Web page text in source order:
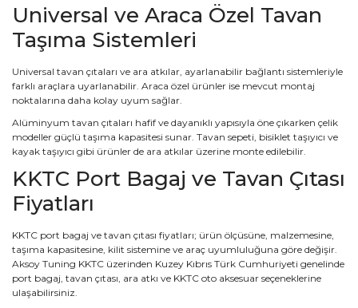
Universal ve Araca Özel Tavan
Taşıma Sistemleri
Universal tavan çıtaları ve ara atkılar, ayarlanabilir bağlantı sistemleriyle
farklı araçlara uyarlanabilir. Araca özel ürünler ise mevcut montaj
noktalarına daha kolay uyum sağlar.
Alüminyum tavan çıtaları hafif ve dayanıklı yapısıyla öne çıkarken çelik
modeller güçlü taşıma kapasitesi sunar. Tavan sepeti, bisiklet taşıyıcı ve
kayak taşıyıcı gibi ürünler de ara atkılar üzerine monte edilebilir.
KKTC Port Bagaj ve Tavan Çıtası
Fiyatları
KKTC port bagaj ve tavan çıtası fiyatları; ürün ölçüsüne, malzemesine,
taşıma kapasitesine, kilit sistemine ve araç uyumluluğuna göre değişir.
Aksoy Tuning KKTC üzerinden Kuzey Kıbrıs Türk Cumhuriyeti genelinde
port bagaj, tavan çıtası, ara atkı ve KKTC oto aksesuar seçeneklerine
ulaşabilirsiniz.